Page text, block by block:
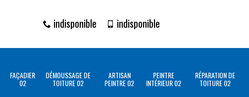
indisponible indisponible
FAÇADIER
02
DÉMOUSSAGE DE
TOITURE 02
ARTISAN
PEINTRE 02
PEINTRE
INTÉRIEUR 02
RÉPARATION DE
TOITURE 02